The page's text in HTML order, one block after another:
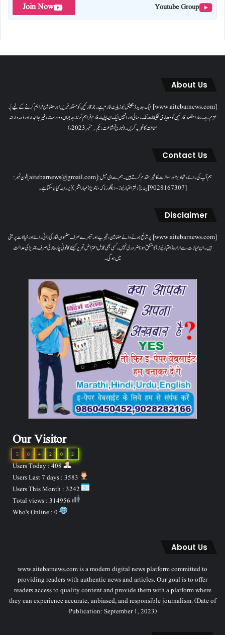
Youtube Group
Join Now
About Us
[www.aitebarnews.com] ایک جدید ڈیجیٹل نیوز پلیٹ فارم ہے۔ جو قارئین کو مستند خبریں اور مضامین فراہم کرنے کے لیے پُر
عزم ہے۔ ہمارا مقصدقارئین کو معیاری تخلیقات تک رسائی اور انہیں ایک ایسا پلیٹ فارم فراہم کرنا ہے جہاں وہ درست، غیر جانبدار اور ذمہ دارانہ
صحافت کا تجربہ کریں۔( تاریخ اشاعت : یکم؍ ستمبر 2023ء)
Contact Us
ہم آپ کی رائے، تجاویز اور سوالات کا خیرمقدم کرتے ہیں۔ ہم سےای میل: [aitebarnews@gmail.com]فون نمبر:
[9028167307]پتہ: [دفتر اعتبار نیوز، ، دیگلور ناکہ، ناندیڑ(مہاراشٹر) ] پر رابطہ کیا جاسکتا ہے۔
Disclaimer
[www.aitebarnews.com] پر شائع ہونے والے مضامین، تجزیے اور تبصرے صرف مضمون نگار کی ذاتی رائے اور خیالات پر مبنی
ہیں۔ ان خیالات سے ادارہ (اعتبار نیوز) کا متفق ہونا ضروری نہیں۔ کسی بھی قابل اعتراض تحریر کیلئے قانونی چارہ جوئی صرف ناندیڑ کی عدالت
میں ہوگی۔
Our Visitor
2
0
2
4
0
5
Users Today : 408
About Us
www.aitebarnews.com is a modern digital news platform committed to
providing readers with authentic news and articles. Our goal is to offer
readers access to quality content and provide them with a platform where
they can experience accurate, unbiased, and responsible journalism. (Date of
Publication: September 1, 2023)